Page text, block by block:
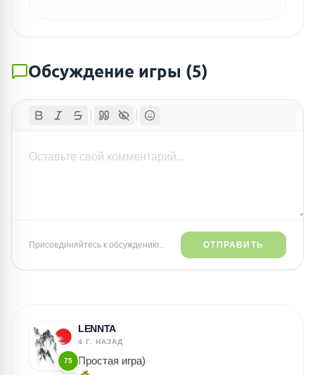
Обсуждение игры (5)
Присоединяйтесь к обсуждению... ОТПРАВИТЬ
75
LENNTA
4 Г. НАЗАД
Простая игра)